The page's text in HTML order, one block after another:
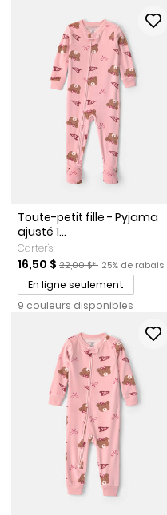
Toute-petit fille - Pyjama
ajusté 1...
Carter's
Prix de solde
16,50 $ Prix ​​de détail suggéré
22,00 $* Pourcentage
25% de rabais
En ligne seulement
9 couleurs disponibles